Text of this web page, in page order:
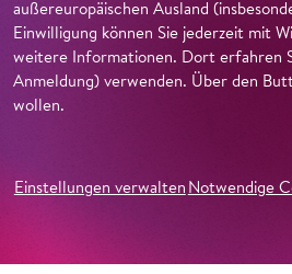
außereuropäischen Ausland
Einwilligung können Sie jederzeit mit
weitere Informationen. Dort erfahren
Anmeldung) verwenden. Über den
wollen.
Einstellungen verwalten Notwendige